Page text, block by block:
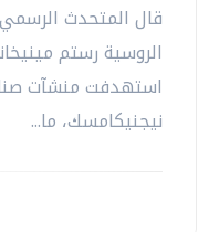
قال المتحدث
الروسية رستم
استهدفت منشآت
نيجنيكامسك، ما...